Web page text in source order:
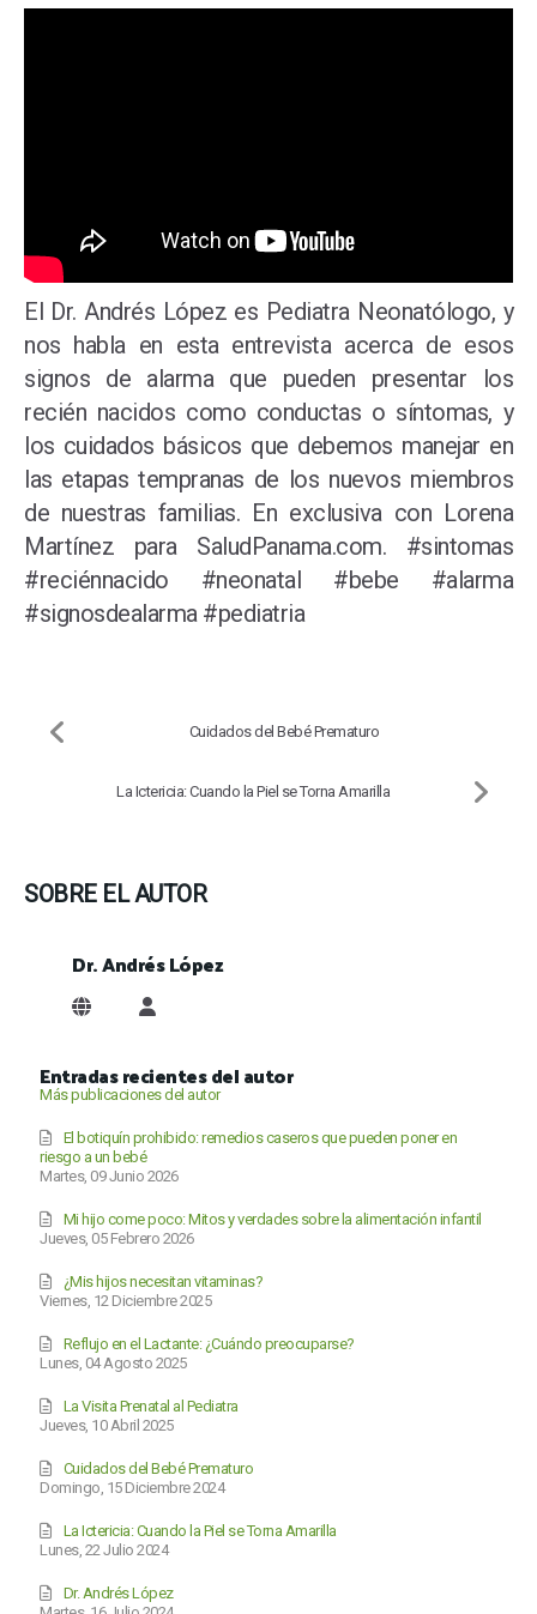
El Dr. Andrés López es Pediatra Neonatólogo, y
nos habla en esta entrevista acerca de esos
signos de alarma que pueden presentar los
recién nacidos como conductas o síntomas, y
los cuidados básicos que debemos manejar en
las etapas tempranas de los nuevos miembros
de nuestras familias. En exclusiva con Lorena
Martínez para SaludPanama.com. #sintomas
#reciénnacido #neonatal #bebe #alarma
#signosdealarma #pediatria
Cuidados del Bebé Prematuro
La Ictericia: Cuando la Piel se Torna Amarilla
SOBRE EL AUTOR
Dr. Andrés López
Dr. Andrés López
Entradas recientes del autor
Más publicaciones del autor
Martes, 09 Junio 2026
El botiquín prohibido: remedios caseros que pueden poner en
riesgo a un bebé
Jueves, 05 Febrero 2026
Mi hijo come poco: Mitos y verdades sobre la alimentación infantil
Viernes, 12 Diciembre 2025
¿Mis hijos necesitan vitaminas?
Lunes, 04 Agosto 2025
Reflujo en el Lactante: ¿Cuándo preocuparse?
Jueves, 10 Abril 2025
La Visita Prenatal al Pediatra
Domingo, 15 Diciembre 2024
Cuidados del Bebé Prematuro
Lunes, 22 Julio 2024
La Ictericia: Cuando la Piel se Torna Amarilla
Dr. Andrés López